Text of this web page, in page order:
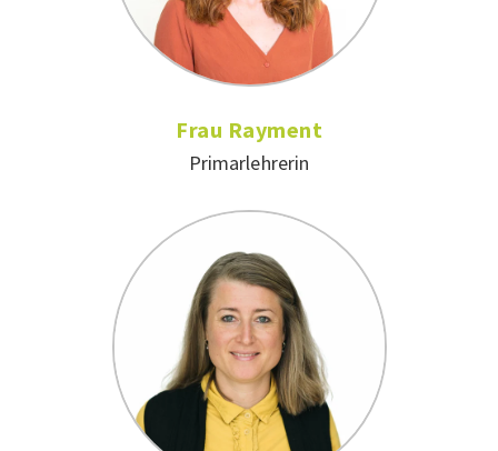
Frau Rayment
Primarlehrerin